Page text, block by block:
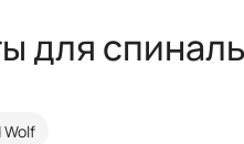
для
Wolf